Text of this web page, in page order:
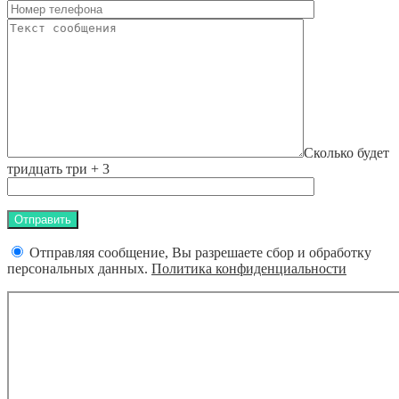
Сколько будет
тридцать три + 3
Отправляя сообщение, Вы разрешаете сбор и обработку
персональных данных. Политика конфиденциальности